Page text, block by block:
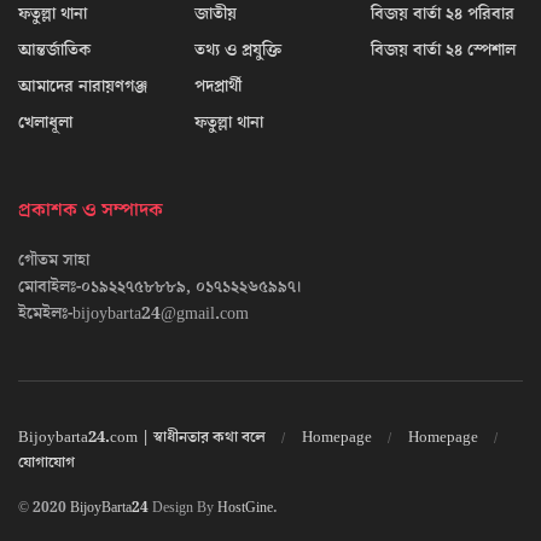
ফতুল্লা থানা
আন্তর্জাতিক
আমাদের নারায়ণগঞ্জ
খেলাধূলা
জাতীয়
তথ্য ও প্রযুক্তি
পদপ্রার্থী
ফতুল্লা থানা
বিজয় বার্তা ২৪ পরিবার
বিজয় বার্তা ২৪ স্পেশাল
প্রকাশক ও সম্পাদক
গৌতম সাহা
মোবাইলঃ-০১৯২২৭৫৮৮৮৯, ০১৭১২২৬৫৯৯৭।
ইমেইলঃ-bijoybarta24@gmail.com
Bijoybarta24.com | স্বাধীনতার কথা বলে Homepage
Homepage
যোগাযোগ
© 2020BijoyBarta24Design ByHostGine.